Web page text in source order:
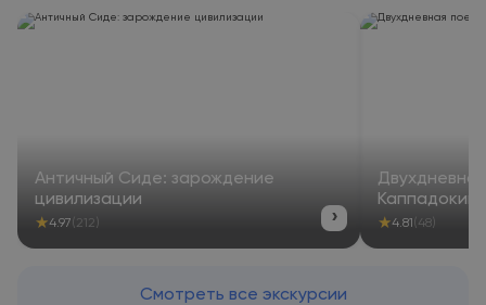
Античный Сиде: зарождение
цивилизации
★4.97 (212) ›
Каппадокию
★4.81 (48)
Смотреть все экскурсии